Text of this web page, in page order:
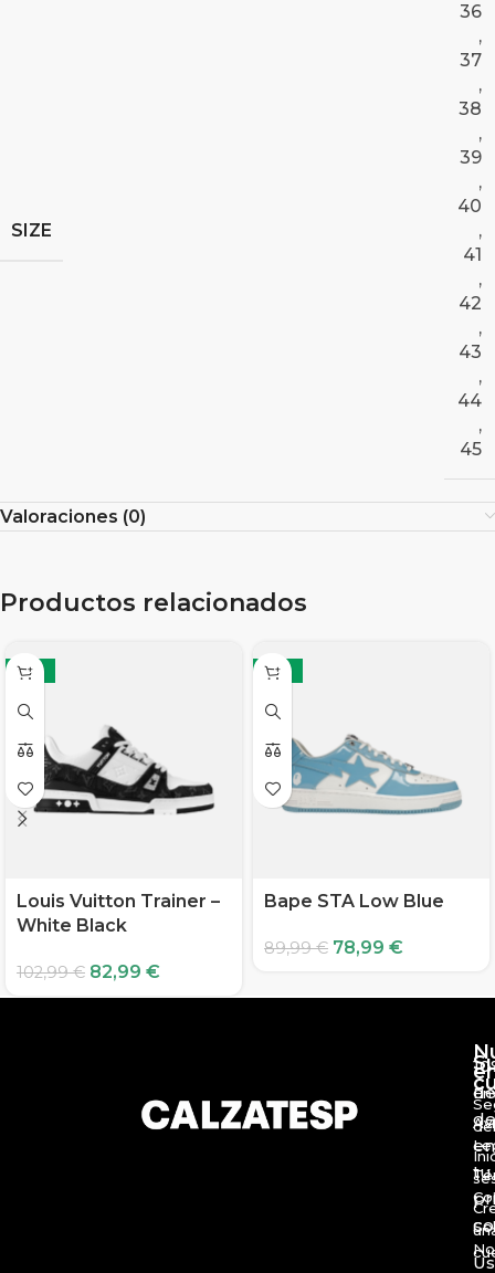
SIZE
36
,
37
,
38
,
39
,
40
,
41
,
42
,
43
,
44
,
45
Valoraciones (0)
Productos relacionados
-19%
Louis Vuitton Trainer –
White Black
102,99€ 82,99 €
-12%
Bape STA Low Blue
89,99€ 78,99 €
de
en
tu